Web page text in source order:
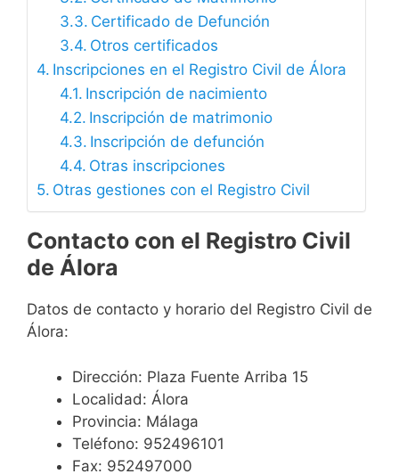
Certificado de Defunción
Otros certificados
Inscripciones en el Registro Civil de Álora
Inscripción de nacimiento
Inscripción de matrimonio
Inscripción de defunción
Otras inscripciones
Otras gestiones con el Registro Civil
Contacto con el Registro Civil
de Álora
Datos de contacto y horario del Registro Civil de
Álora:
Dirección: Plaza Fuente Arriba 15
Localidad: Álora
Provincia: Málaga
Teléfono: 952496101
Fax: 952497000